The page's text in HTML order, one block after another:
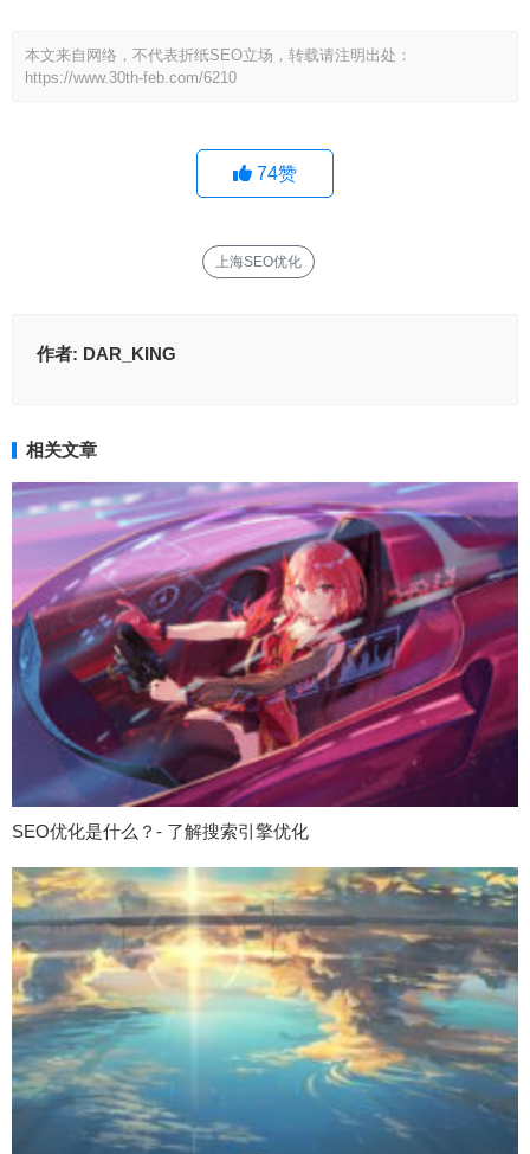
本文来自网络，不代表折纸SEO立场，转载请注明出处：
https://www.30th-feb.com/6210
74赞
上海SEO优化
作者: DAR_KING
相关文章
SEO优化是什么？- 了解搜索引擎优化